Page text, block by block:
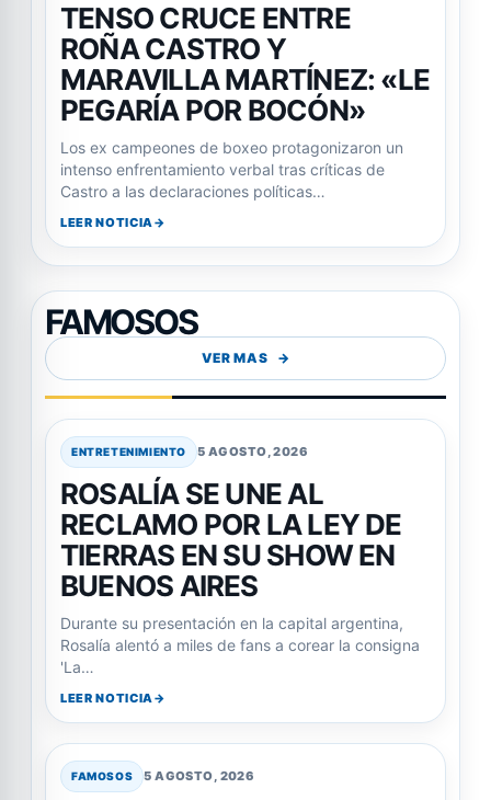
TENSO CRUCE ENTRE
ROÑA CASTRO Y
MARAVILLA MARTÍNEZ: «LE
PEGARÍA POR BOCÓN»
Los ex campeones de boxeo protagonizaron un
intenso enfrentamiento verbal tras críticas de
Castro a las declaraciones políticas…
LEER NOTICIA
FAMOSOS
VER MAS
ENTRETENIMIENTO 5 AGOSTO, 2026
ROSALÍA SE UNE AL
RECLAMO POR LA LEY DE
TIERRAS EN SU SHOW EN
BUENOS AIRES
Durante su presentación en la capital argentina,
Rosalía alentó a miles de fans a corear la consigna
'La…
LEER NOTICIA
FAMOSOS 5 AGOSTO, 2026